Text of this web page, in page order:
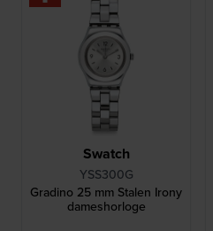
Swatch
YSS300G
Gradino 25 mm Stalen Irony
dameshorloge